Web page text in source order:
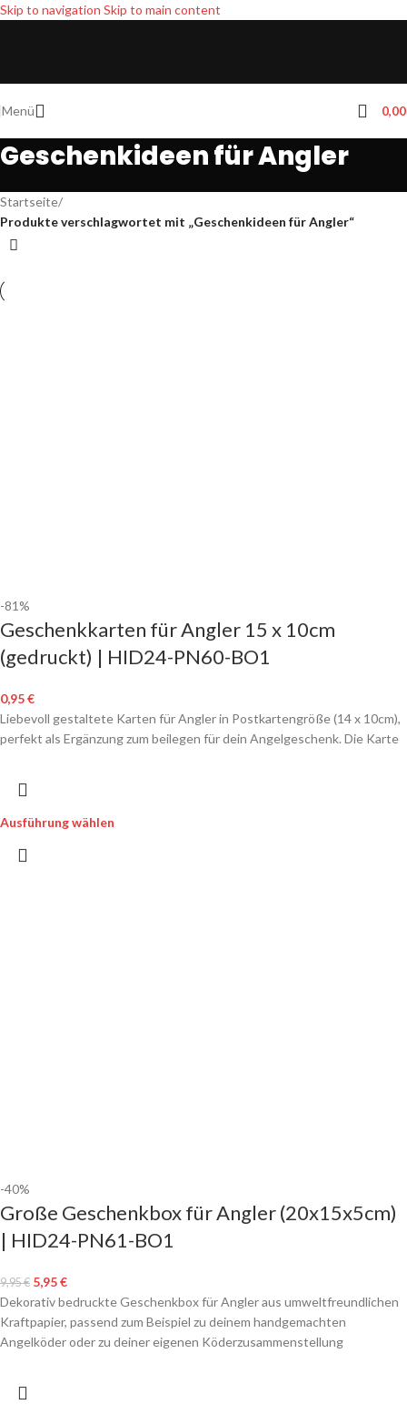
Skip to navigation Skip to main content
Menü
Geschenkideen für Angler
Startseite/
Produkte verschlagwortet mit „Geschenkideen für Angler“
-81%
Geschenkkarten für Angler 15 x 10cm
(gedruckt) | HID24-PN60-BO1
0,95€
Liebevoll gestaltete Karten für Angler in Postkartengröße (14 x 10cm),
perfekt als Ergänzung zum beilegen für dein Angelgeschenk. Die Karte
Ausführung wählen
-40%
Große Geschenkbox für Angler (20x15x5cm)
| HID24-PN61-BO1
9,95€ 5,95€
Dekorativ bedruckte Geschenkbox für Angler aus umweltfreundlichen
Kraftpapier, passend zum Beispiel zu deinem handgemachten
Angelköder oder zu deiner eigenen Köderzusammenstellung